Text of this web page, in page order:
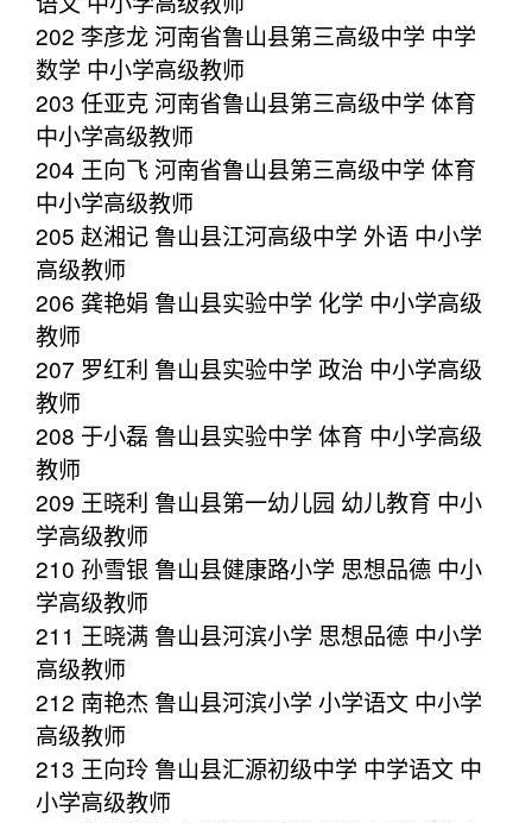
202 李彦龙 河南省鲁山县第三高级中学 中学
数学 中小学高级教师
203 任亚克 河南省鲁山县第三高级中学 体育
中小学高级教师
204 王向飞 河南省鲁山县第三高级中学 体育
中小学高级教师
205 赵湘记 鲁山县江河高级中学 外语 中小学
高级教师
206 龚艳娟 鲁山县实验中学 化学 中小学高级
教师
207 罗红利 鲁山县实验中学 政治 中小学高级
教师
208 于小磊 鲁山县实验中学 体育 中小学高级
教师
209 王晓利 鲁山县第一幼儿园 幼儿教育 中小
学高级教师
210 孙雪银 鲁山县健康路小学 思想品德 中小
学高级教师
211 王晓满 鲁山县河滨小学 思想品德 中小学
高级教师
212 南艳杰 鲁山县河滨小学 小学语文 中小学
高级教师
213 王向玲 鲁山县汇源初级中学 中学语文 中
小学高级教师